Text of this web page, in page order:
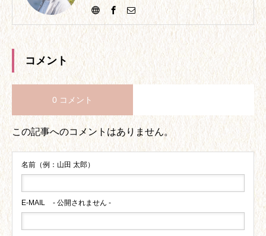
コメント
0 コメント
この記事へのコメントはありません。
名前（例：山田 太郎）
E-MAIL - 公開されません -